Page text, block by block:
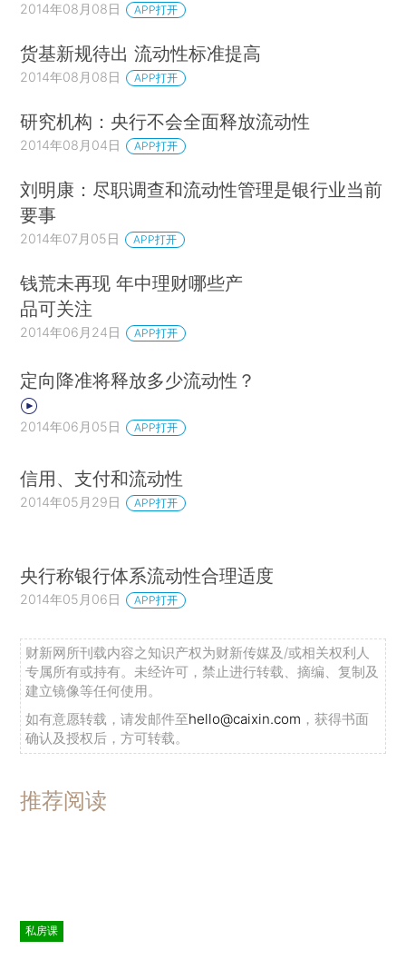
2014年08月08日 APP打开
货基新规待出 流动性标准提高
2014年08月08日 APP打开
研究机构：央行不会全面释放流动性
2014年08月04日 APP打开
刘明康：尽职调查和流动性管理是银行业当前
要事
2014年07月05日 APP打开
钱荒未再现 年中理财哪些产
品可关注
2014年06月24日 APP打开
定向降准将释放多少流动性？
2014年06月05日 APP打开
信用、支付和流动性
2014年05月29日 APP打开
央行称银行体系流动性合理适度
2014年05月06日 APP打开
财新网所刊载内容之知识产权为财新传媒及/或相关权利人
专属所有或持有。未经许可，禁止进行转载、摘编、复制及
建立镜像等任何使用。
如有意愿转载，请发邮件至hello@caixin.com ，获得书面
确认及授权后，方可转载。
推荐阅读
私房课